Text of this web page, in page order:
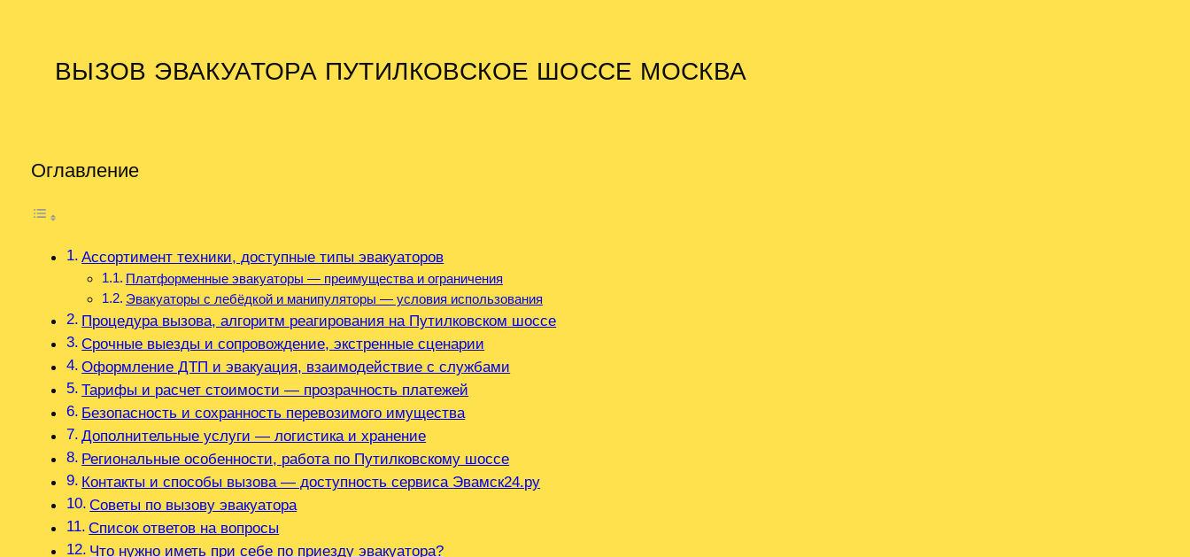
ВЫЗОВ ЭВАКУАТОРА ПУТИЛКОВСКОЕ ШОССЕ МОСКВА
Оглавление
Ассортимент техники, доступные типы эвакуаторов
Платформенные эвакуаторы — преимущества и ограничения
Эвакуаторы с лебёдкой и манипуляторы — условия использования
Процедура вызова, алгоритм реагирования на Путилковском шоссе
Срочные выезды и сопровождение, экстренные сценарии
Оформление ДТП и эвакуация, взаимодействие с службами
Тарифы и расчет стоимости — прозрачность платежей
Безопасность и сохранность перевозимого имущества
Дополнительные услуги — логистика и хранение
Региональные особенности, работа по Путилковскому шоссе
Контакты и способы вызова — доступность сервиса Эвамск24.ру
Советы по вызову эвакуатора
Список ответов на вопросы
Что нужно иметь при себе по приезду эвакуатора?